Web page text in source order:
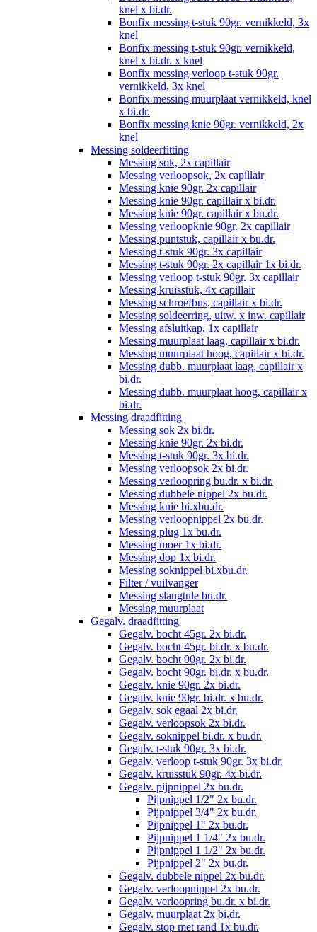
knel x bi.dr.
Bonfix messing t-stuk 90gr. vernikkeld, 3x
knel
Bonfix messing t-stuk 90gr. vernikkeld,
knel x bi.dr. x knel
Bonfix messing verloop t-stuk 90gr.
vernikkeld, 3x knel
Bonfix messing muurplaat vernikkeld, knel
x bi.dr.
Bonfix messing knie 90gr. vernikkeld, 2x
knel
Messing soldeerfitting
Messing sok, 2x capillair
Messing verloopsok, 2x capillair
Messing knie 90gr. 2x capillair
Messing knie 90gr. capillair x bi.dr.
Messing knie 90gr. capillair x bu.dr.
Messing verloopknie 90gr. 2x capillair
Messing puntstuk, capillair x bu.dr.
Messing t-stuk 90gr. 3x capillair
Messing t-stuk 90gr. 2x capillair 1x bi.dr.
Messing verloop t-stuk 90gr. 3x capillair
Messing kruisstuk, 4x capillair
Messing schroefbus, capillair x bi.dr.
Messing soldeerring, uitw. x inw. capillair
Messing afsluitkap, 1x capillair
Messing muurplaat laag, capillair x bi.dr.
Messing muurplaat hoog, capillair x bi.dr.
Messing dubb. muurplaat laag, capillair x
bi.dr.
Messing dubb. muurplaat hoog, capillair x
bi.dr.
Messing draadfitting
Messing sok 2x bi.dr.
Messing knie 90gr. 2x bi.dr.
Messing t-stuk 90gr. 3x bi.dr.
Messing verloopsok 2x bi.dr.
Messing verloopring bu.dr. x bi.dr.
Messing dubbele nippel 2x bu.dr.
Messing knie bi.xbu.dr.
Messing verloopnippel 2x bu.dr.
Messing plug 1x bu.dr.
Messing moer 1x bi.dr.
Messing dop 1x bi.dr.
Messing soknippel bi.xbu.dr.
Filter / vuilvanger
Messing slangtule bu.dr.
Messing muurplaat
Gegalv. draadfitting
Gegalv. bocht 45gr. 2x bi.dr.
Gegalv. bocht 45gr. bi.dr. x bu.dr.
Gegalv. bocht 90gr. 2x bi.dr.
Gegalv. bocht 90gr. bi.dr. x bu.dr.
Gegalv. knie 90gr. 2x bi.dr.
Gegalv. knie 90gr. bi.dr. x bu.dr.
Gegalv. sok egaal 2x bi.dr.
Gegalv. verloopsok 2x bi.dr.
Gegalv. soknippel bi.dr. x bu.dr.
Gegalv. t-stuk 90gr. 3x bi.dr.
Gegalv. verloop t-stuk 90gr. 3x bi.dr.
Gegalv. kruisstuk 90gr. 4x bi.dr.
Gegalv. pijpnippel 2x bu.dr.
Pijpnippel 1/2" 2x bu.dr.
Pijpnippel 3/4" 2x bu.dr.
Pijpnippel 1" 2x bu.dr.
Pijpnippel 1 1/4" 2x bu.dr.
Pijpnippel 1 1/2" 2x bu.dr.
Pijpnippel 2" 2x bu.dr.
Gegalv. dubbele nippel 2x bu.dr.
Gegalv. verloopnippel 2x bu.dr.
Gegalv. verloopring bu.dr. x bi.dr.
Gegalv. muurplaat 2x bi.dr.
Gegalv. stop met rand 1x bu.dr.